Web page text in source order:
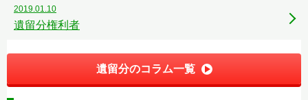
2019.01.10
遺留分権利者
遺留分のコラム一覧